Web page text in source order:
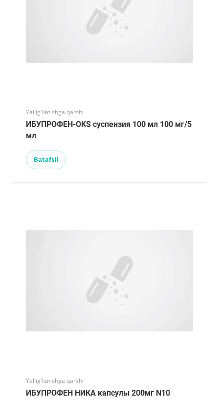
Yallig'lanishga qarshi
ИБУПРОФЕН-OKS суспензия 100 мл 100 мг/5
мл
Batafsil
Yallig'lanishga qarshi
ИБУПРОФЕН НИКА капсулы 200мг N10